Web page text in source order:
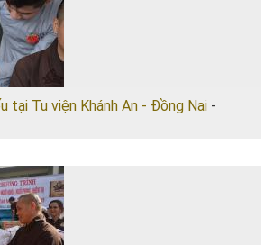
tại Tu viện Khánh An - Đồng Nai -